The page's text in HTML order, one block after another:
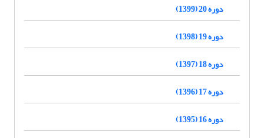
دوره 20 (1399)
دوره 19 (1398)
دوره 18 (1397)
دوره 17 (1396)
دوره 16 (1395)